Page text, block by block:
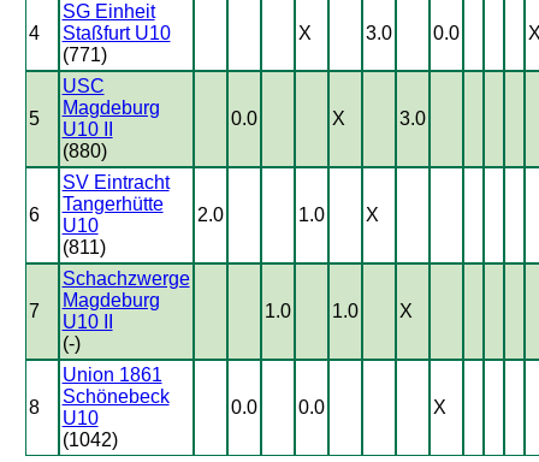
4
SG Einheit
Staßfurt U10
(771)
X 3.0 0.0
5
USC
Magdeburg
U10 II
(880)
0.0 X 3.0
6
SV Eintracht
Tangerhütte
U10
(811)
2.0 1.0 X
7
Schachzwerge
Magdeburg
U10 II
(-)
1.0 1.0 X
8
Union 1861
Schönebeck
U10
(1042)
0.0 0.0 X